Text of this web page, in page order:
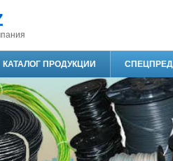
КАТАЛОГ ПРОДУКЦИИ